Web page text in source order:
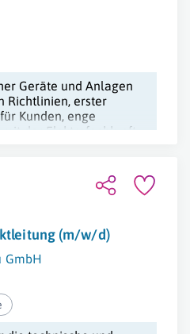
Geräte und Anlagen
Richtlinien, erster
Kunden, enge
der Elektrofachkraft.
(m/w/d)
GmbH